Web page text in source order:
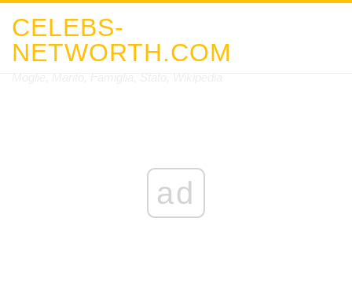
CELEBS-
NETWORTH.COM
ad